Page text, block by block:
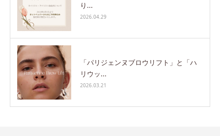
り...
2026.04.29
「パリジェンヌブロウリフト」と「ハ
リウッ...
2026.03.21